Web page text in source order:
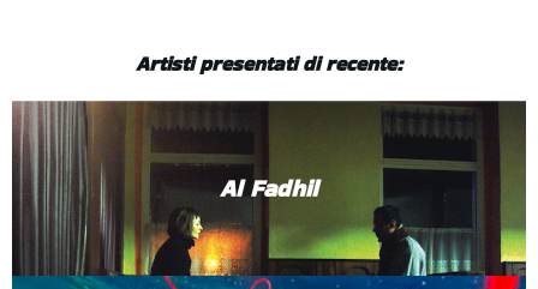
Artisti presentati di recente:
Al Fadhil